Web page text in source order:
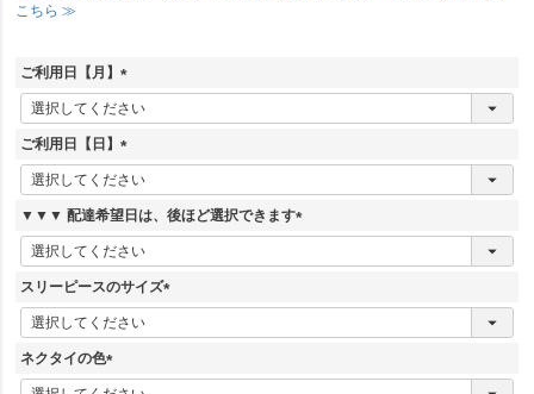
こちら ≫
ご利用日【月】
(
必
須
)
ご利用日【日】
(
必
須
)
▼▼▼ 配達希望日は、後ほど選択できます
(
必
)
スリーピースのサイズ
(
必
)
ネクタイの色
(